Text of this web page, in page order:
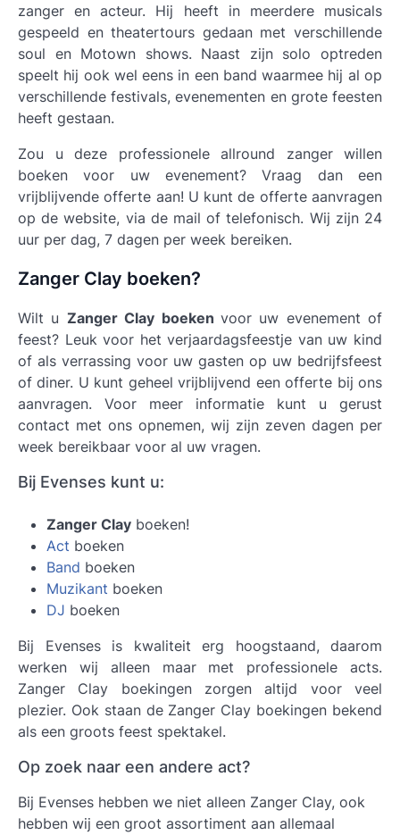
zanger en acteur. Hij heeft in meerdere musicals
gespeeld en theatertours gedaan met verschillende
soul en Motown shows. Naast zijn solo optreden
speelt hij ook wel eens in een band waarmee hij al op
verschillende festivals, evenementen en grote feesten
heeft gestaan.
Zou u deze professionele allround zanger willen
boeken voor uw evenement? Vraag dan een
vrijblijvende offerte aan! U kunt de offerte aanvragen
op de website, via de mail of telefonisch. Wij zijn 24
uur per dag, 7 dagen per week bereiken.
Zanger Clay boeken?
Wilt u Zanger Clay boeken voor uw evenement of
feest? Leuk voor het verjaardagsfeestje van uw kind
of als verrassing voor uw gasten op uw bedrijfsfeest
of diner. U kunt geheel vrijblijvend een offerte bij ons
aanvragen. Voor meer informatie kunt u gerust
contact met ons opnemen, wij zijn zeven dagen per
week bereikbaar voor al uw vragen.
Bij Evenses kunt u:
Zanger Clay boeken!
Act boeken
Band boeken
Muzikant boeken
DJ boeken
Bij Evenses is kwaliteit erg hoogstaand, daarom
werken wij alleen maar met professionele acts.
Zanger Clay boekingen zorgen altijd voor veel
plezier. Ook staan de Zanger Clay boekingen bekend
als een groots feest spektakel.
Op zoek naar een andere act?
Bij Evenses hebben we niet alleen Zanger Clay, ook
hebben wij een groot assortiment aan allemaal